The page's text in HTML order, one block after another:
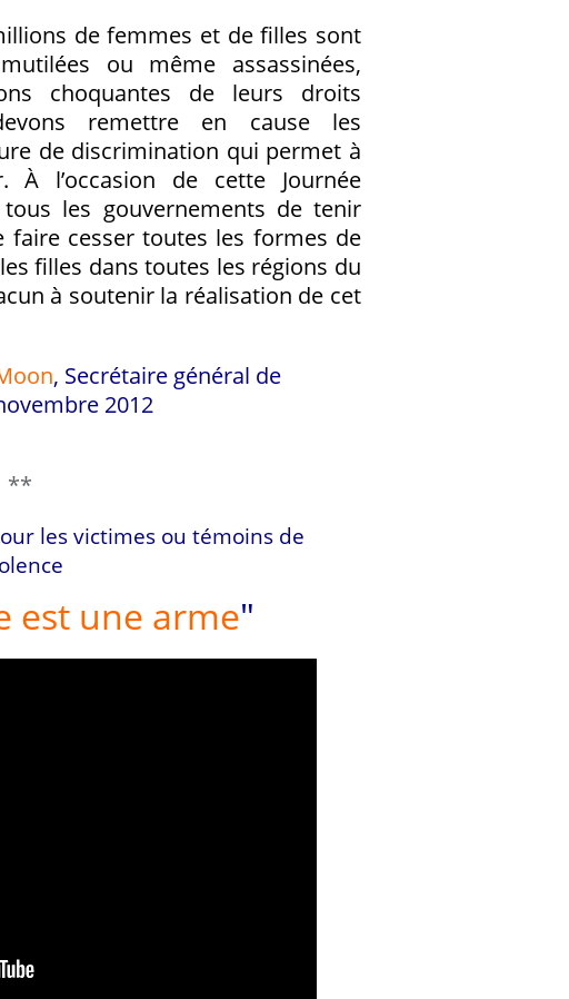
de femmes et de filles sont
ou même assassinées,
choquantes de leurs droits
remettre en cause les
de discrimination qui permet à
l’occasion de cette Journée
les gouvernements de tenir
faire cesser toutes les formes de
filles dans toutes les régions du
à soutenir la réalisation de cet
, Secrétaire général de
2012
**
les victimes ou témoins de
est une arme"